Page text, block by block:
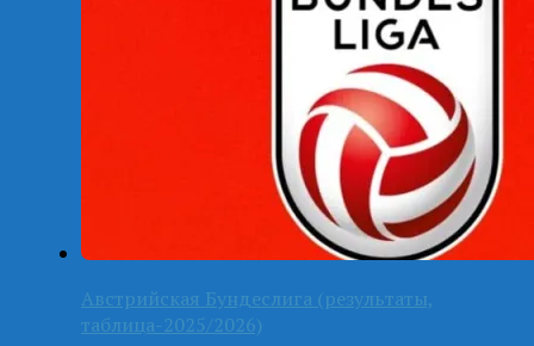
Австрийская Бундеслига (результаты,
таблица-2025/2026)